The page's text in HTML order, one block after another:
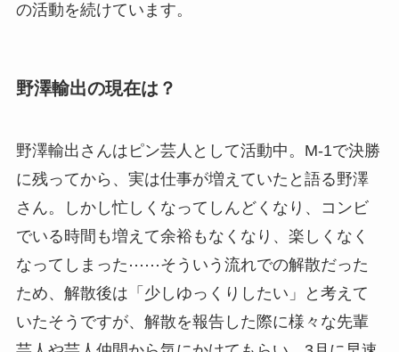
の活動を続けています。
野澤輸出の現在は？
野澤輸出さんはピン芸人として活動中。M-1で決勝
に残ってから、実は仕事が増えていたと語る野澤
さん。しかし忙しくなってしんどくなり、コンビ
でいる時間も増えて余裕もなくなり、楽しくなく
なってしまった⋯⋯そういう流れでの解散だった
ため、解散後は「少しゆっくりしたい」と考えて
いたそうですが、解散を報告した際に様々な先輩